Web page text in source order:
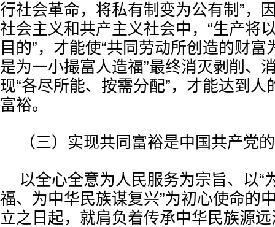
行社会革命，将私有制变为公有制”，
社会主义和共产主义社会中，“生产将
目的”，才能使“共同劳动所创造的财
是为一小撮富人造福”最终消灭剥削、
现“各尽所能、按需分配”，才能达到人
富裕。
（三）实现共同富裕是中国共产党
以全心全意为人民服务为宗旨、以“
福、为中华民族谋复兴”为初心使命的
立之日起，就肩负着传承中华民族源